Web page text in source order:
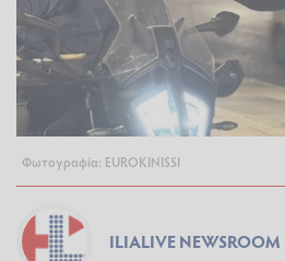
Φωτογραφία: EUROKINISSI
ILIALIVE NEWSROOM